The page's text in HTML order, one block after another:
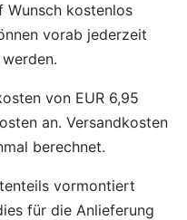
Wunsch kostenlos
vorab jederzeit
von EUR 6,95
an. Versandkosten
berechnet.
vormontiert
für die Anlieferung